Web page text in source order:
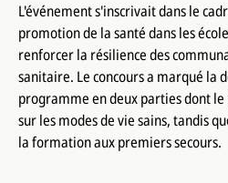
L'événement s'inscrivait dans le
promotion de la santé dans les
renforcer la résilience des
sanitaire. Le concours a marqué la
programme en deux parties dont
sur les modes de vie sains, tandis
la formation aux premiers secours.